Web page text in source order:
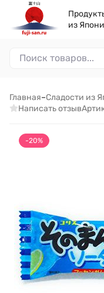
из
Главная–Сладости из
Написать отзыв
-20%